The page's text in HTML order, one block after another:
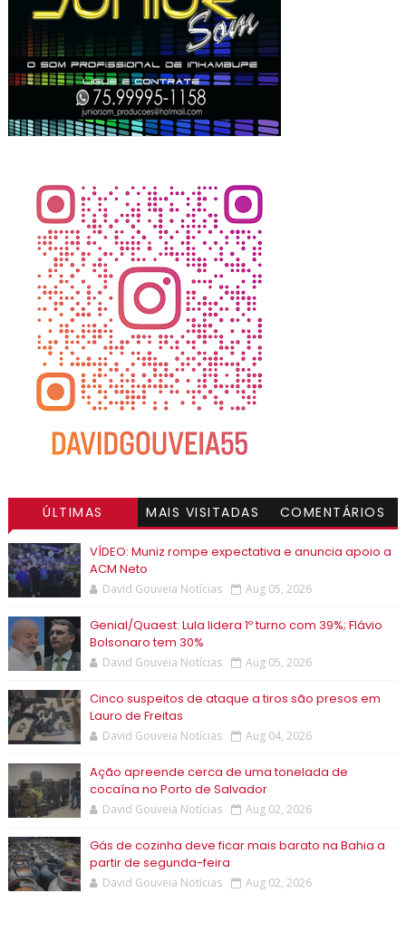
ÚLTIMAS MAIS VISITADAS COMENTÁRIOS
VÍDEO: Muniz rompe expectativa e anuncia apoio a
ACM Neto
David Gouveia Notícias Aug 05, 2026
Genial/Quaest: Lula lidera 1º turno com 39%; Flávio
Bolsonaro tem 30%
David Gouveia Notícias Aug 05, 2026
Cinco suspeitos de ataque a tiros são presos em
Lauro de Freitas
David Gouveia Notícias Aug 04, 2026
Ação apreende cerca de uma tonelada de
cocaína no Porto de Salvador
David Gouveia Notícias Aug 02, 2026
Gás de cozinha deve ficar mais barato na Bahia a
partir de segunda-feira
David Gouveia Notícias Aug 02, 2026